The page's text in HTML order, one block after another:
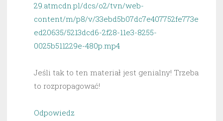
29.atmcdn.pl/dcs/o2/tvn/web-
content/m/p8/v/33ebd5b07dc7e407752fe773e
ed20635/5213dcd6-2f28-11e3-8255-
0025b511229e-480p.mp4
Jeśli tak to ten materiał jest genialny! Trzeba
to rozpropagować!
Odpowiedz